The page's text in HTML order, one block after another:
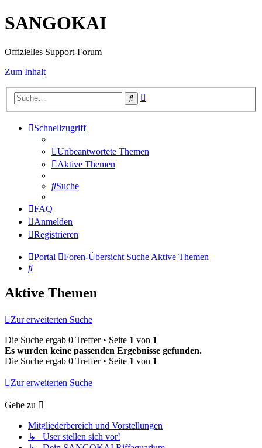
SANGOKAI
Offizielles Support-Forum
Zum Inhalt
Suche
Schnellzugriff
Unbeantwortete Themen
Aktive Themen
Suche
FAQ
Anmelden
Registrieren
Portal Foren-Übersicht SucheAktive Themen
Suche
Aktive Themen
Zur erweiterten Suche
Die Suche ergab 0 Treffer • Seite 1 von 1
Es wurden keine passenden Ergebnisse gefunden.
Die Suche ergab 0 Treffer • Seite 1 von 1
Zur erweiterten Suche
Gehe zu
Mitgliederbereich und Vorstellungen
↳ User stellen sich vor!